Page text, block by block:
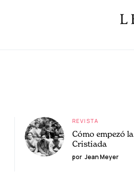
REVISTA
Cómo empezó la
Cristiada
por Jean Meyer